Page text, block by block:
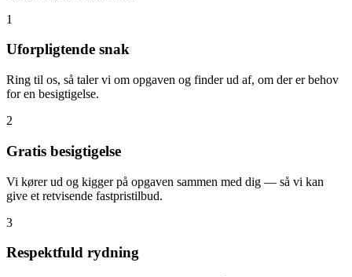
1
Uforpligtende snak
Ring til os, så taler vi om opgaven og finder ud af, om der er behov
for en besigtigelse.
2
Gratis besigtigelse
Vi kører ud og kigger på opgaven sammen med dig — så vi kan
give et retvisende fastpristilbud.
3
Respektfuld rydning